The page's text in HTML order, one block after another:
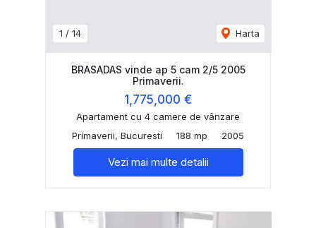
1 / 14 Harta
BRASADAS vinde ap 5 cam 2/5 2005
Primaverii.
1,775,000 €
Apartament cu 4 camere de vânzare
Primaverii, Bucuresti
188 mp 2005
Vezi mai multe detalii